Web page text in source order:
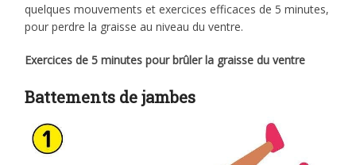
quelques mouvements et exercices efficaces de 5 minutes,
pour perdre la graisse au niveau du ventre.
Exercices de 5 minutes pour brûler la graisse du ventre
Battements de jambes